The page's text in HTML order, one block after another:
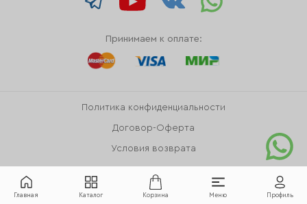
Принимаем к оплате:
Политика конфиденциальности
Договор-Оферта
Условия возврата
Главная Каталог Корзина Меню Профиль